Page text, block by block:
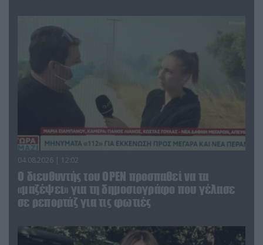
04.08.2026 | 12:02
O διευθυντής του OPEN προσπαθεί να τα
«μαζέψει» για τη δημοσιογράφο που γέλασε
σε ρεπορτάζ για τις φωτιές